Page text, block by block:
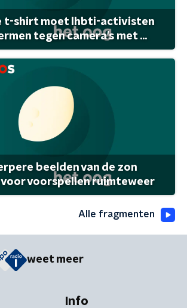
t-shirt moet lhbti-activisten
tegen camera's met ...
beelden van de zon
voorspellen ruimteweer
Alle fragmenten
weet meer
Info